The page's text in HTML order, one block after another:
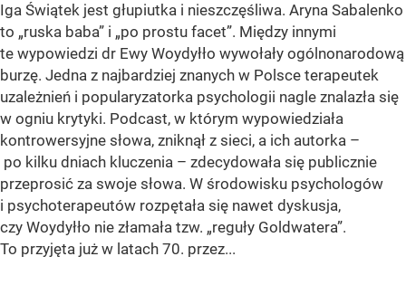
Iga Świątek jest głupiutka i nieszczęśliwa. Aryna Sabalenko
to „ruska baba” i „po prostu facet”. Między innymi
te wypowiedzi dr Ewy Woydyłło wywołały ogólnonarodową
burzę. Jedna z najbardziej znanych w Polsce terapeutek
uzależnień i popularyzatorka psychologii nagle znalazła się
w ogniu krytyki. Podcast, w którym wypowiedziała
kontrowersyjne słowa, zniknął z sieci, a ich autorka –
po kilku dniach kluczenia – zdecydowała się publicznie
przeprosić za swoje słowa. W środowisku psychologów
i psychoterapeutów rozpętała się nawet dyskusja,
czy Woydyłło nie złamała tzw. „reguły Goldwatera”.
To przyjęta już w latach 70. przez...